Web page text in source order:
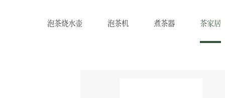
泡茶烧水壶 泡茶机 煮茶器 茶家居